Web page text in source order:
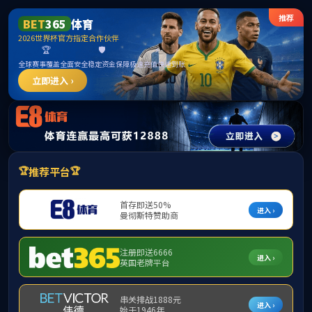
jcjc5500公海贵
宾会(中国)会员
检测中心-官方
网站